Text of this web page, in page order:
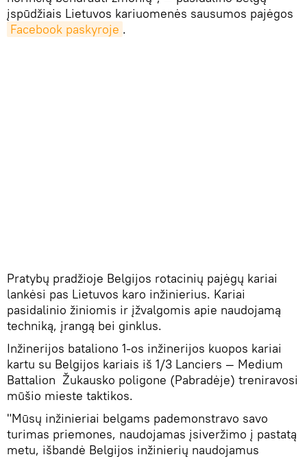
įspūdžiais Lietuvos kariuomenės sausumos pajėgos
Facebook paskyroje .
Pratybų pradžioje Belgijos rotacinių pajėgų kariai
lankėsi pas Lietuvos karo inžinierius. Kariai
pasidalinio žiniomis ir įžvalgomis apie naudojamą
techniką, įrangą bei ginklus.
Inžinerijos bataliono 1-os inžinerijos kuopos kariai
kartu su Belgijos kariais iš 1/3 Lanciers — Medium
Battalion Žukausko poligone (Pabradėje) treniravosi
mūšio mieste taktikos.
"Mūsų inžinieriai belgams pademonstravo savo
turimas priemones, naudojamas įsiveržimo į pastatą
metu, išbandė Belgijos inžinierių naudojamus